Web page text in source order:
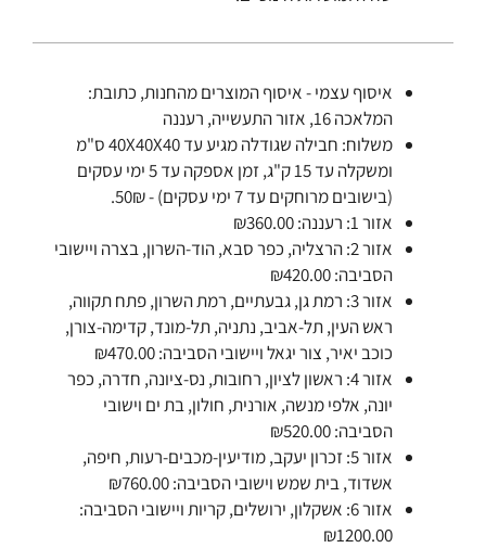
איסוף עצמי - איסוף המוצרים מהחנות, כתובת:
המלאכה 16, אזור התעשייה, רעננה
משלוח: חבילה שגודלה מגיע עד 40X40X40 ס"מ
ומשקלה עד 15 ק"ג, זמן אספקה עד 5 ימי עסקים
(בישובים מרוחקים עד 7 ימי עסקים) - 50₪.
אזור 1: רעננה: ₪360.00
אזור 2: הרצליה, כפר סבא, הוד-השרון, בצרה ויישובי
הסביבה: ₪420.00
אזור 3: רמת גן, גבעתיים, רמת השרון, פתח תקווה,
ראש העין, תל-אביב, נתניה, תל-מונד, קדימה-צורן,
כוכב יאיר, צור יגאל ויישובי הסביבה: ₪470.00
אזור 4: ראשון לציון, רחובות, נס-ציונה, חדרה, כפר
יונה, אלפי מנשה, אורנית, חולון, בת ים וישובי
הסביבה: ₪520.00
אזור 5: זכרון יעקב, מודיעין-מכבים-רעות, חיפה,
אשדוד, בית שמש וישובי הסביבה: ₪760.00
אזור 6: אשקלון, ירושלים, קריות ויישובי הסביבה:
₪1200.00